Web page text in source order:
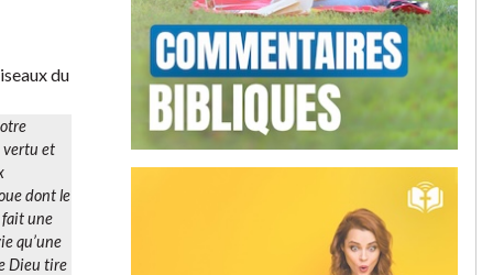
du
vertu et
dont le
fait une
qu’une
Dieu tire